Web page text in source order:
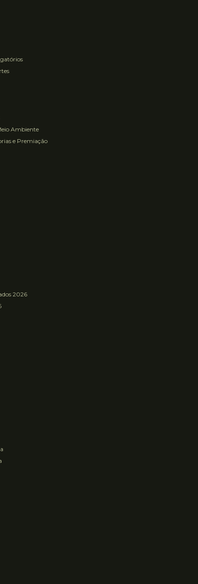
Ambiente
e Premiação
2026